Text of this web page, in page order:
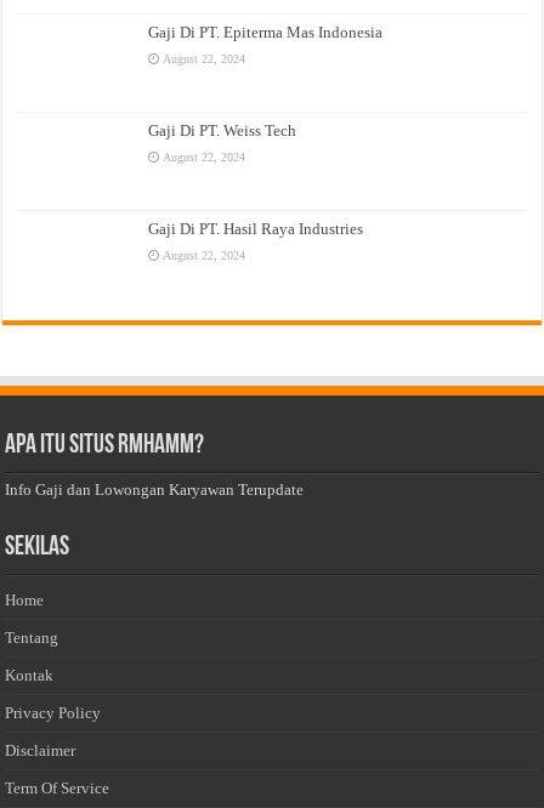
Gaji Di PT. Epiterma Mas Indonesia
August 22, 2024
Gaji Di PT. Weiss Tech
August 22, 2024
Gaji Di PT. Hasil Raya Industries
August 22, 2024
Apa Itu Situs Rmhamm?
Info Gaji dan Lowongan Karyawan Terupdate
Sekilas
Home
Tentang
Kontak
Privacy Policy
Disclaimer
Term Of Service